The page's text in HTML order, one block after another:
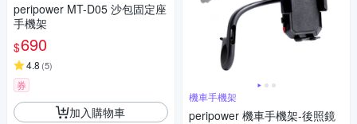
peripower MT-D05 沙包固定座
手機架
$690
4.8 (5)
券
加入購物車
機車手機架
peripower 機車手機架-後照鏡